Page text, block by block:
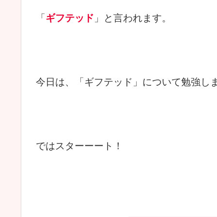
「ギフテッド 」と言われます。
今日は、「ギフテッド」について勉強し
ではスターーート！